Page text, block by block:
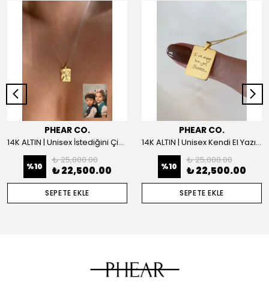
PHEAR CO.
14K ALTIN | Unisex İstediğini Çizdir Kolye
%10
₺ 25,000.00
₺ 22,500.00
SEPETE EKLE
PHEAR CO.
14K ALTIN | Unisex Kendi El Yazın ile İstediğini Yazdır Plaka Kolye
%10
₺ 25,000.00
₺ 22,500.00
SEPETE EKLE